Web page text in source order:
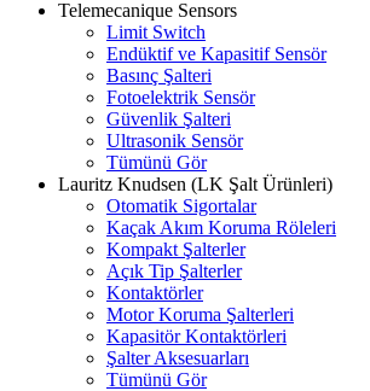
Telemecanique Sensors
Limit Switch
Endüktif ve Kapasitif Sensör
Basınç Şalteri
Fotoelektrik Sensör
Güvenlik Şalteri
Ultrasonik Sensör
Tümünü Gör
Lauritz Knudsen (LK Şalt Ürünleri)
Otomatik Sigortalar
Kaçak Akım Koruma Röleleri
Kompakt Şalterler
Açık Tip Şalterler
Kontaktörler
Motor Koruma Şalterleri
Kapasitör Kontaktörleri
Şalter Aksesuarları
Tümünü Gör